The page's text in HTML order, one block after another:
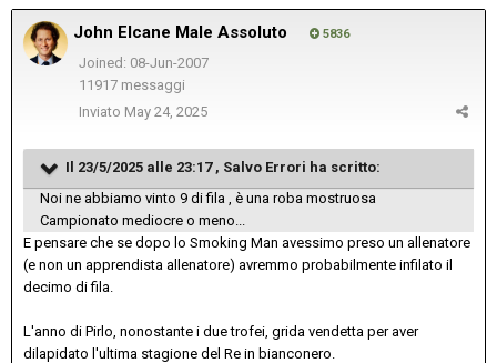
John Elcane Male Assoluto 5836
Joined: 08-Jun-2007
11917 messaggi
Inviato May 24, 2025
Il 23/5/2025 alle 23:17 , Salvo Errori ha scritto:
Noi ne abbiamo vinto 9 di fila , è una roba mostruosa
Campionato mediocre o meno...
E pensare che se dopo lo Smoking Man avessimo preso un allenatore
(e non un apprendista allenatore) avremmo probabilmente infilato il
decimo di fila.
L'anno di Pirlo, nonostante i due trofei, grida vendetta per aver
dilapidato l'ultima stagione del Re in bianconero.